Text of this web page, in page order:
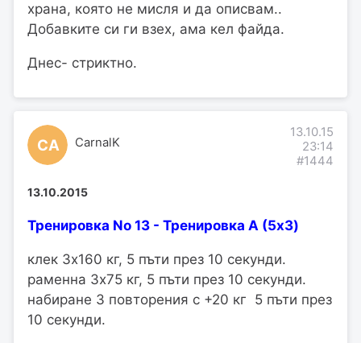
храна, която не мисля и да описвам..
Добавките си ги взех, ама кел файда.
Днес- стриктно.
CA CarnalK
13.10.15
23:14
#1444
13.10.2015
Тренировка No 13 - Тренировка А (5x3)
клек 3х160 кг, 5 пъти през 10 секунди.
раменна 3х75 кг, 5 пъти през 10 секунди.
набиране 3 повторения с +20 кг 5 пъти през
10 секунди.